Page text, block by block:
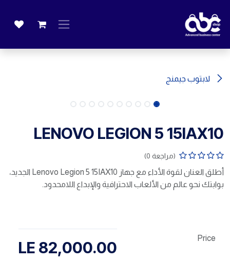
لابتوب جيمنج
LENOVO LEGION 5 15IAX10
(مراجعة 0)
أطلق العنان لقوة الأداء مع جهاز Lenovo Legion 5 15IAX10 الجديد،
بوابتك نحو عالم من الألعاب الاحترافية والإبداع اللامحدود.
Price
82,000.00